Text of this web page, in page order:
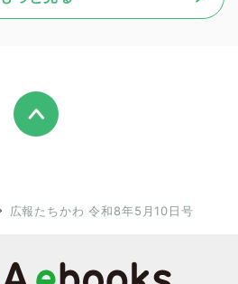
広報たちかわ 令和8年5月10日号